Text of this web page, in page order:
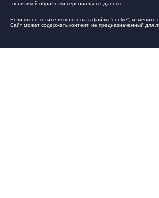
политикой обработки персональных данных
Если вы не хотите использовать файлы “cookie”, измените
Сайт может содержать контент, не предназначенный для